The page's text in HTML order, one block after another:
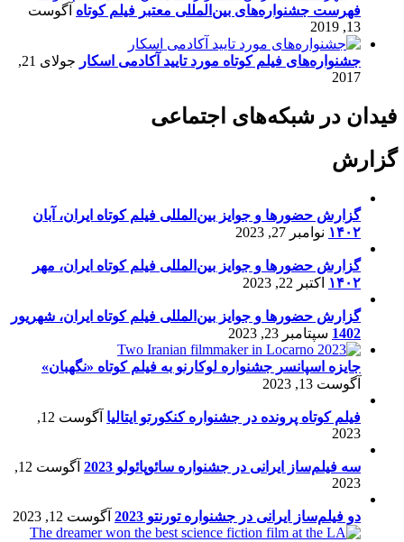
فهرست جشنواره‌های بین‌المللی معتبر فیلم کوتاه آگوست
13, 2019
جشنواره‌های فیلم کوتاه مورد تایید آکادمی اسکار
جولای 21,
2017
فیدان در شبکه‌های اجتماعی
گزارش
گزارش حضورها و جوایز بین‌المللی فیلم کوتاه ایران، آبان
۱۴۰۲ نوامبر 27, 2023
گزارش حضورها و جوایز بین‌المللی فیلم کوتاه ایران، مهر
۱۴۰۲ اکتبر 22, 2023
گزارش حضورها و جوایز بین‌المللی فیلم کوتاه ایران، شهریور
1402 سپتامبر 23, 2023
جایزه اسپانسر جشنواره لوکارنو به فیلم کوتاه «نگهبان»
آگوست 13, 2023
فیلم کوتاه پرونده در جشنواره کنکورتو ایتالیا
آگوست 12,
2023
سه فیلم‌ساز ایرانی در جشنواره سائوپائولو 2023
آگوست 12,
2023
دو فیلم‌ساز ایرانی در جشنواره تورنتو 2023 آگوست 12, 2023